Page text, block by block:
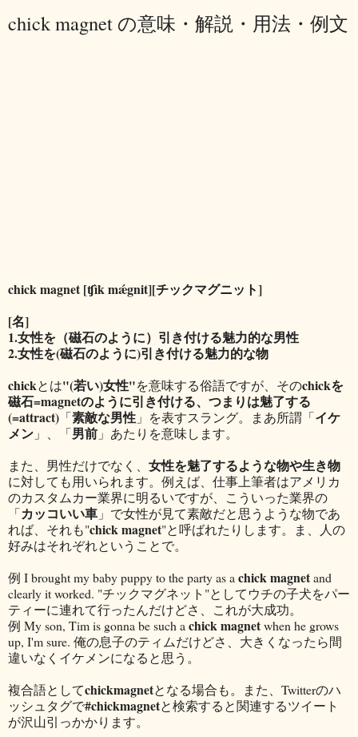
chick magnet の意味・解説・用法・例文
chick magnet [ʧìk mǽgnit][チックマグニット]
[名]
1.女性を（磁石のように）引き付ける魅力的な男性
2.女性を(磁石のように)引き付ける魅力的な物
chickとは"(若い)女性"を意味する俗語ですが、そのchickを
磁石=magnetのように引き付ける、つまりは魅了する
(=attract) 「素敵な男性 」を表すスラング。まあ所謂「イケ
メン 」、「男前 」あたりを意味します。
また、男性だけでなく、 女性を魅了するような物や生き物
に対しても用いられます。例えば、仕事上筆者はアメリカ
のカスタムカー業界に明るいですが、こういった業界の
「カッコいい車 」で女性が見て素敵だと思うような物であ
れば、それも"chick magnet"と呼ばれたりします。ま、人の
好みはそれぞれということで。
例 I brought my baby puppy to the party as a chick magnetand
clearly it worked. "チックマグネット"としてウチの子犬をパー
ティーに連れて行ったんだけどさ、これが大成功。
例 My son, Tim is gonna be such a chick magnetwhen he grows
up, I'm sure. 俺の息子のティムだけどさ、大きくなったら間
違いなくイケメンになると思う。
複合語としてchickmagnetとなる場合も。また、Twitterのハ
ッシュタグで#chickmagnetと検索すると関連するツイート
が沢山引っかかります。